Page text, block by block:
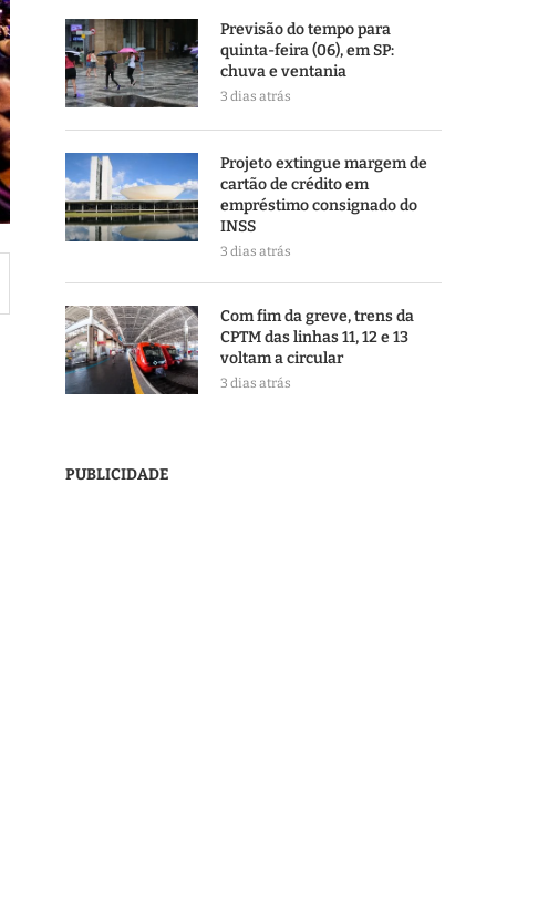
Previsão do tempo para
quinta-feira (06), em SP:
chuva e ventania
3 dias atrás
Projeto extingue margem de
cartão de crédito em
empréstimo consignado do
INSS
3 dias atrás
Com fim da greve, trens da
CPTM das linhas 11, 12 e 13
voltam a circular
3 dias atrás
PUBLICIDADE